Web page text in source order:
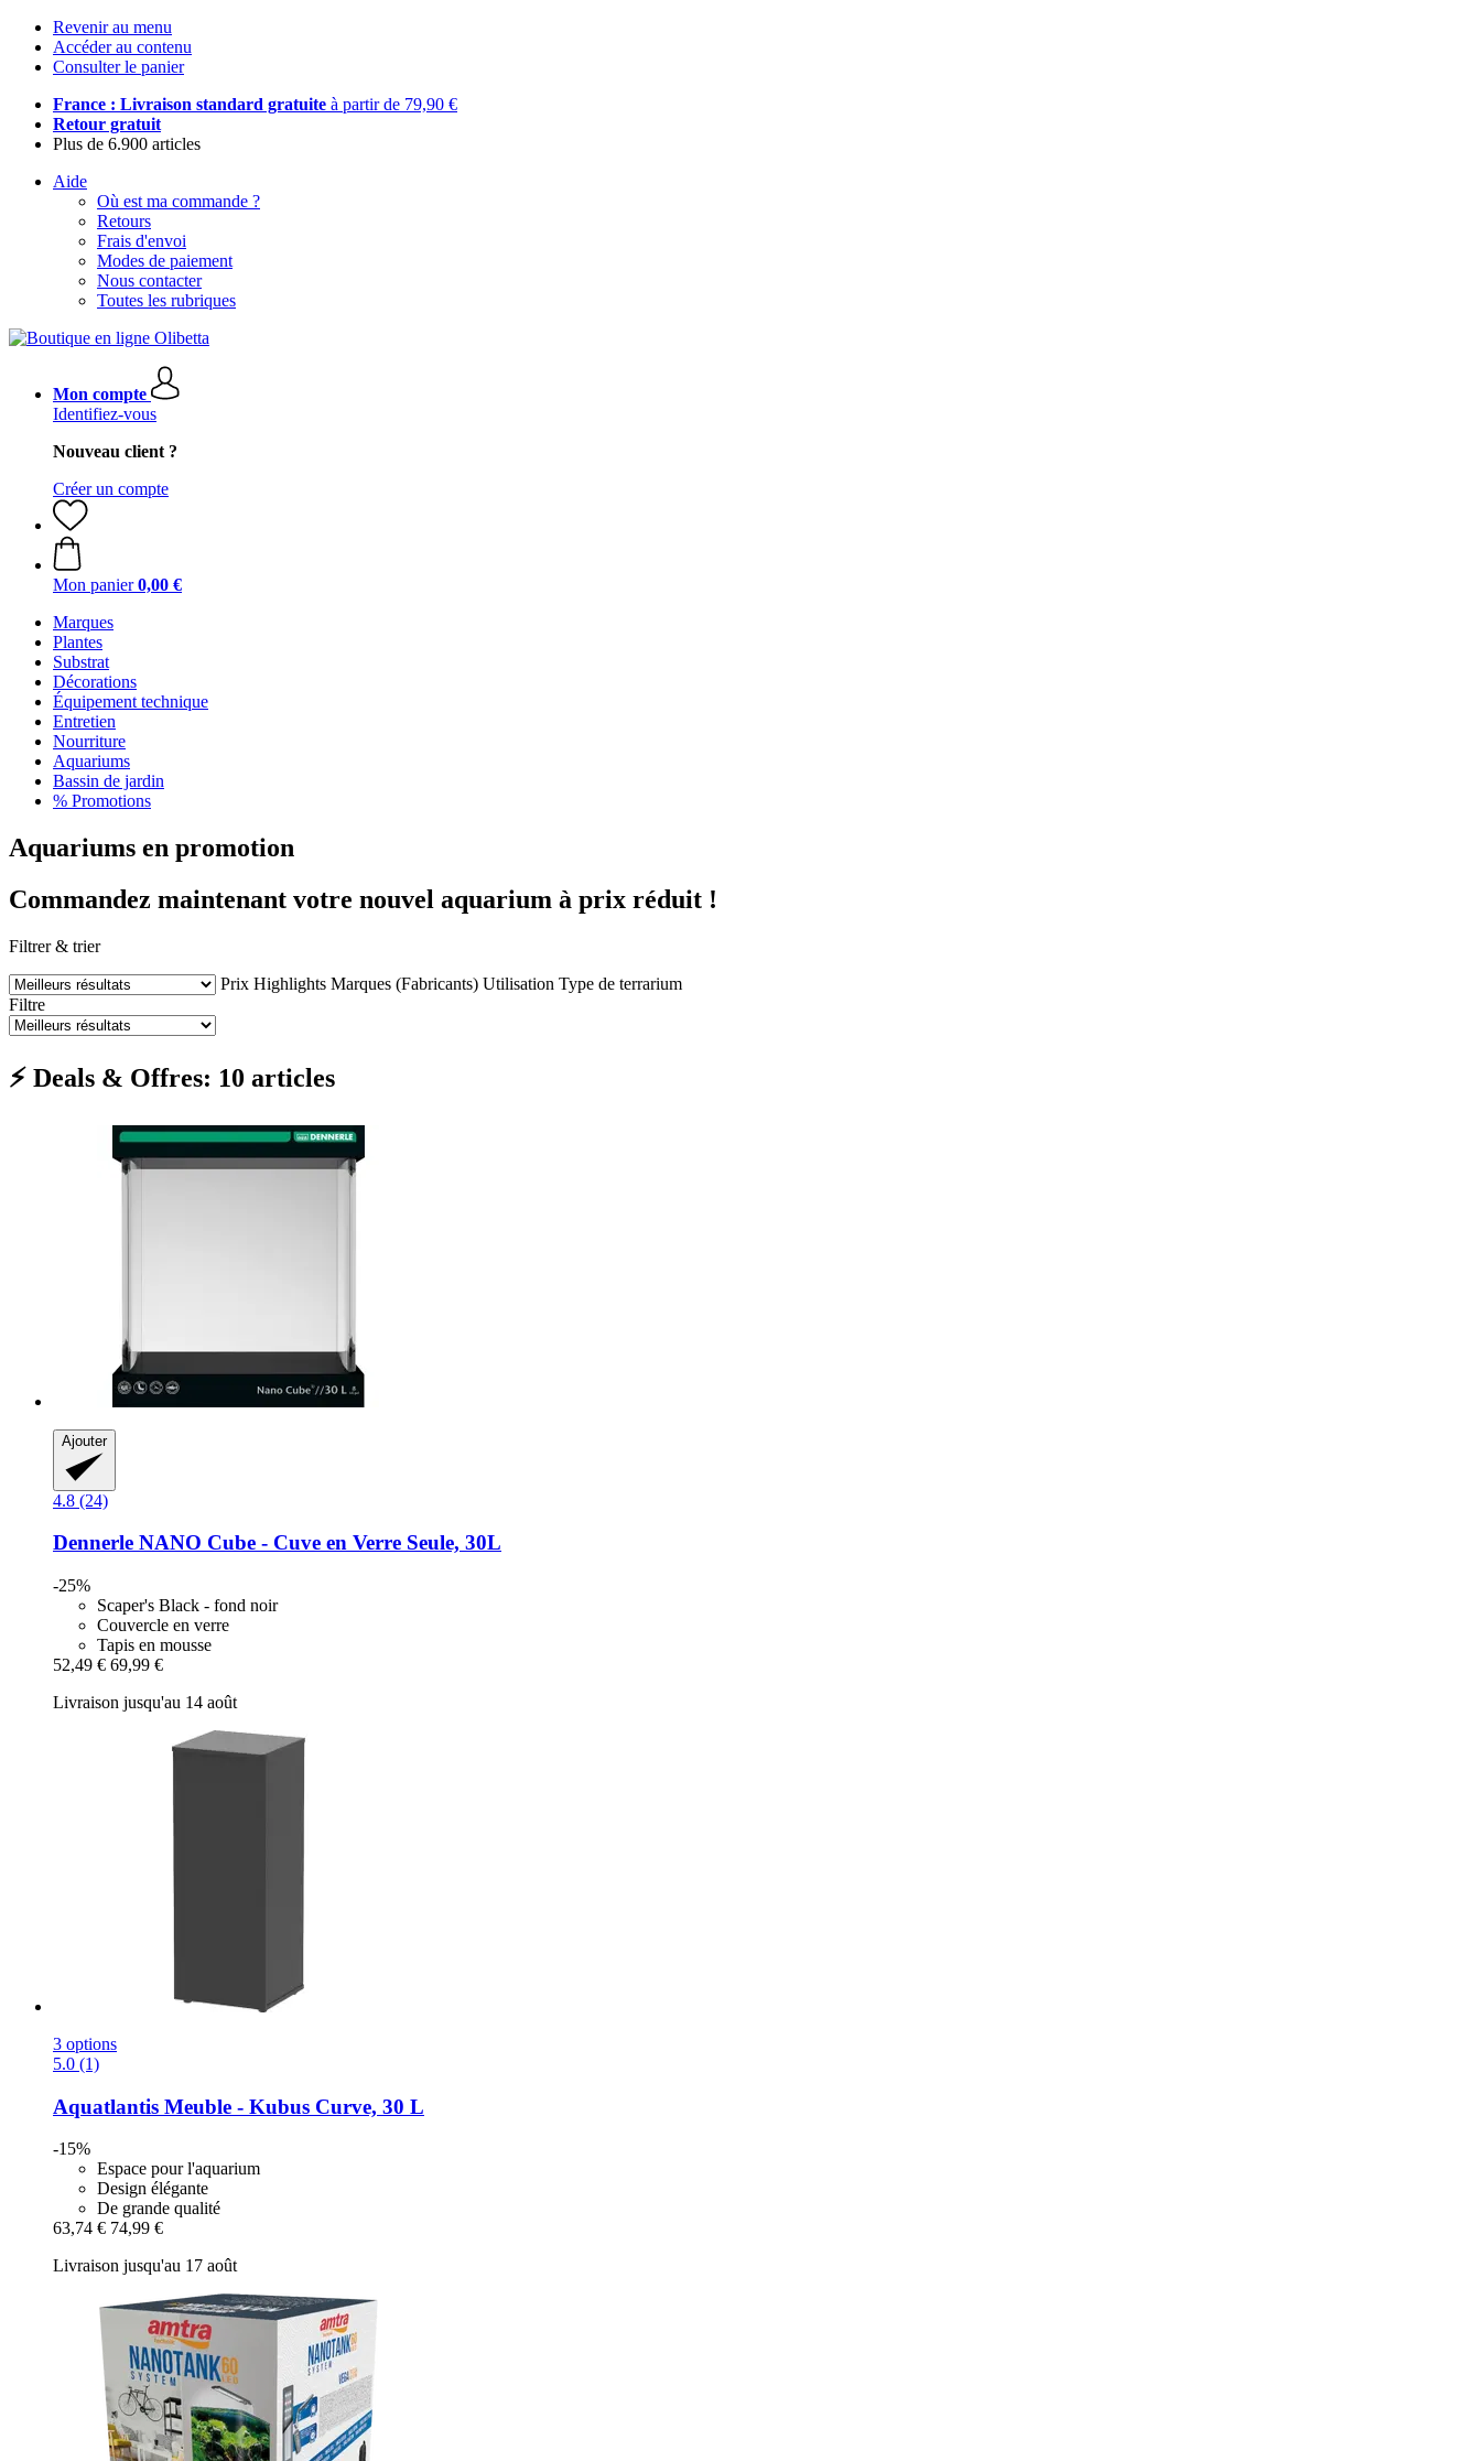
Revenir au menu
Accéder au contenu
Consulter le panier
France : Livraison standard gratuite à partir de 79,90 €
Retour gratuit
Plus de 6.900 articles
Aide
Où est ma commande ?
Retours
Frais d'envoi
Modes de paiement
Nous contacter
Toutes les rubriques
Mon compte
Identifiez-vous
Nouveau client ?
Créer un compte
Mon panier 0,00 €
Marques
Plantes
Substrat
Décorations
Équipement technique
Entretien
Nourriture
Aquariums
Bassin de jardin
% Promotions
Aquariums en promotion
Commandez maintenant votre nouvel aquarium à prix réduit !
Filtrer & trier
Prix Highlights Marques (Fabricants) Utilisation Type de terrarium
Filtre
⚡ Deals & Offres: 10 articles
Ajouter
4.8 (24)
Dennerle NANO Cube -​ Cuve en Verre Seule, 30L
-25%
Scaper's Black - fond noir
Couvercle en verre
Tapis en mousse
52,49 € 69,99 €
Livraison jusqu'au 14 août
3 options
5.0 (1)
Aquatlantis Meuble -​ Kubus Curve, 30 L
-15%
Espace pour l'aquarium
Design élégante
De grande qualité
63,74 € 74,99 €
Livraison jusqu'au 17 août